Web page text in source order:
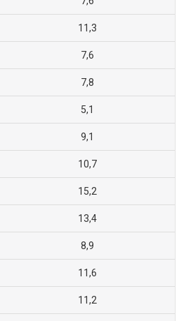
11,3
7,6
7,8
5,1
9,1
10,7
15,2
13,4
8,9
11,6
11,2